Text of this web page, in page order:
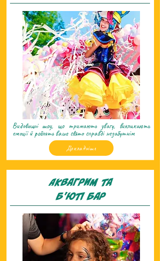
Видовищні шоу, що тримають увагу, викликають
емоції й роблять ваше свято справді незабутнім
Докладніше
Аквагрим та
б'ютi бар